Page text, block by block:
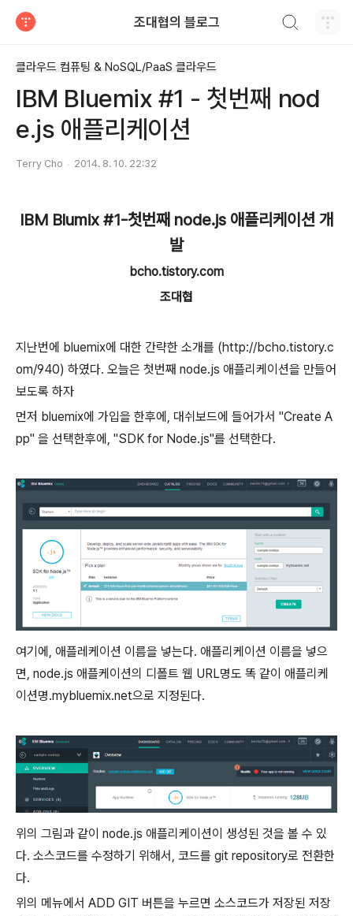
조대협의 블로그
클라우드 컴퓨팅 & NoSQL/PaaS 클라우드
IBM Bluemix #1 - 첫번째 nod
e.js 애플리케이션
Terry Cho 2014. 8. 10. 22:32
IBM Blumix #1-첫번째 node.js 애플리케이션 개
발
bcho.tistory.com
조대협
지난번에 bluemix에 대한 간략한 소개를 (http://bcho.tistory.c
om/940) 하였다. 오늘은 첫번째 node.js 애플리케이션을 만들어
보도록 하자
먼저 bluemix에 가입을 한후에, 대쉬보드에 들어가서 "Create A
pp" 을 선택한후에, "SDK for Node.js"를 선택한다.
여기에, 애플레케이션 이름을 넣는다. 애플리케이션 이름을 넣으
면, node.js 애플케이션의 디폴트 웹 URL명도 똑 같이 애플리케
이션명.mybluemix.net으로 지정된다.
위의 그림과 같이 node.js 애플리케이션이 생성된 것을 볼 수 있
다. 소스코드를 수정하기 위해서, 코드를 git repository로 전환한
다.
위의 메뉴에서 ADD GIT 버튼을 누르면 소스코드가 저장된 저장